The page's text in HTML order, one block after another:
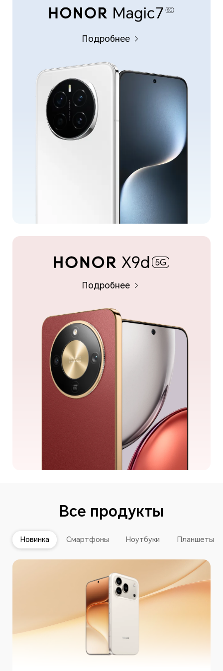
Подробнее
Подробнее
Все продукты
Новинка Смартфоны Ноутбуки Планшеты